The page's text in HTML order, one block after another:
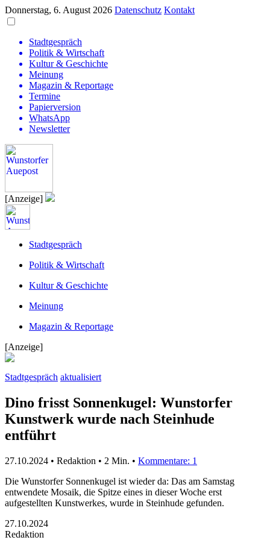
Donnerstag, 6. August 2026 Datenschutz Kontakt
Stadtgespräch
Politik & Wirtschaft
Kultur & Geschichte
Meinung
Magazin & Reportage
Termine
Papierversion
WhatsApp
Newsletter
[Anzeige]
Stadtgespräch
Politik & Wirtschaft
Kultur & Geschichte
Meinung
Magazin & Reportage
[Anzeige]
Stadtgespräch aktualisiert
Dino frisst Sonnenkugel: Wunstorfer
Kunstwerk wurde nach Steinhude
entführt
27.10.2024 • Redaktion • 2 Min. • Kommentare: 1
Die Wunstorfer Sonnenkugel ist wieder da: Das am Samstag
entwendete Mosaik, die Spitze eines in dieser Woche erst
aufgestellten Kunstwerkes, wurde in Steinhude gefunden.
27.10.2024
Redaktion